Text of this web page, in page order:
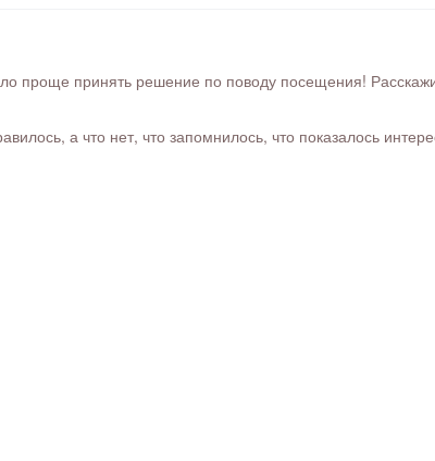
принять решение по поводу посещения!
а что нет, что запомнилось, что показалось